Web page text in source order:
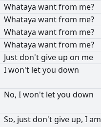
Whataya wantfrom me?
Whataya wantfrom me?
Whataya wantfrom me?
Whataya wantfrom me?
Justdon't give up on me
Iwon't letyou down
No, Iwon't letyou down
So, justdon't give up, Iam